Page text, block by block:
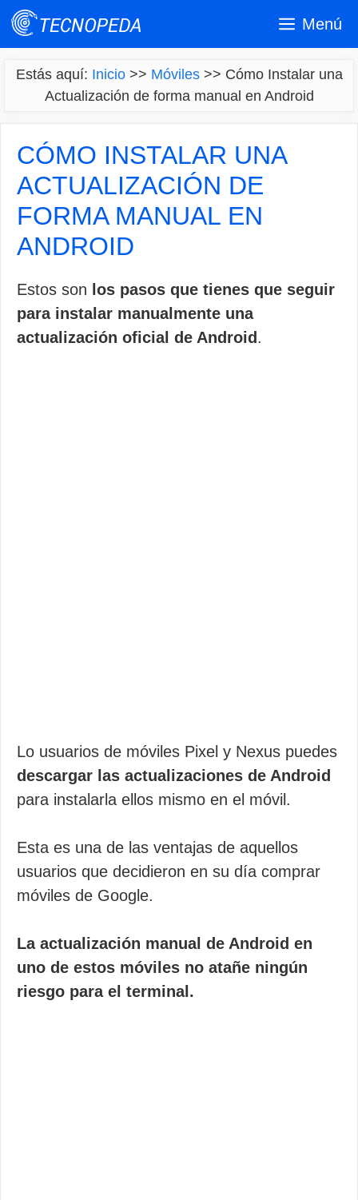
Saltar
Menú
Estás aquí: Inicio>> Móviles>> Cómo Instalar una
Actualización de forma manual en Android
CÓMO INSTALAR UNA
ACTUALIZACIÓN DE
FORMA MANUAL EN
ANDROID
Estos son los pasos que tienes que seguir
para instalar manualmente una
actualización oficial de Android .
Lo usuarios de móviles Pixel y Nexus puedes
descargar las actualizaciones de Android
para instalarla ellos mismo en el móvil.
Esta es una de las ventajas de aquellos
usuarios que decidieron en su día comprar
móviles de Google.
La actualización manual de Android en
uno de estos móviles no atañe ningún
riesgo para el terminal.